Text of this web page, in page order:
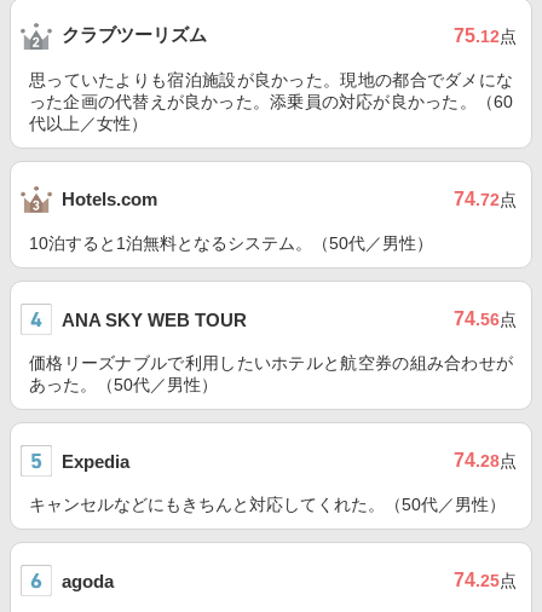
クラブツーリズム 75.12点
思っていたよりも宿泊施設が良かった。現地の都合でダメにな
った企画の代替えが良かった。添乗員の対応が良かった。（60
代以上／女性）
Hotels.com 74.72点
10泊すると1泊無料となるシステム。（50代／男性）
ANA SKY WEB TOUR 74.56点
価格リーズナブルで利用したいホテルと航空券の組み合わせが
あった。（50代／男性）
Expedia 74.28点
キャンセルなどにもきちんと対応してくれた。（50代／男性）
agoda 74.25点